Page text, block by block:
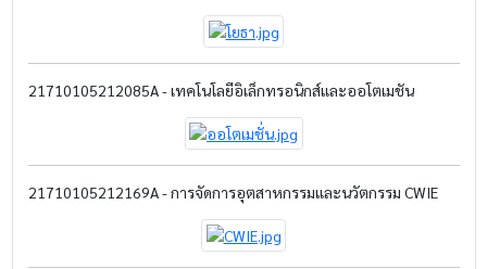
21710105212085A - เทคโนโลยีอิเล็กทรอนิกส์และออโตเมชัน
21710105212169A - การจัดการอุตสาหกรรมและนวัตกรรม CWIE